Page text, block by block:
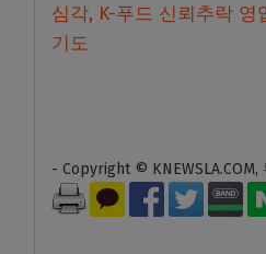
심각, K-푸드 신뢰추락
기도
- Copyright ©